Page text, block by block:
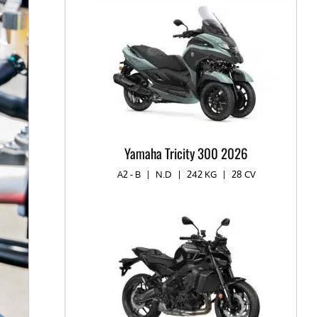
Yamaha Tricity 300 2026
A2 - B | N.D | 242 KG | 28 CV